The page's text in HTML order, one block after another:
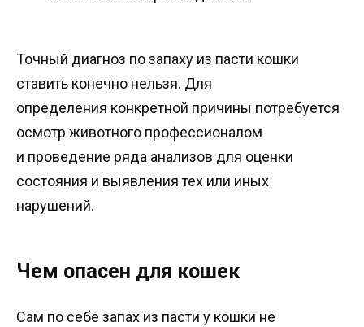
Точный диагноз по запаху из пасти кошки
ставить конечно нельзя. Для
определения конкретной причины потребуется
осмотр животного профессионалом
и проведение ряда анализов для оценки
состояния и выявления тех или иных
нарушений.
Чем опасен для кошек
Сам по себе запах из пасти у кошки не